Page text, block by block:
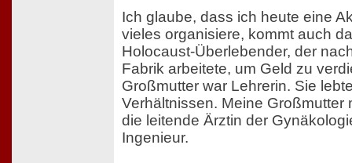
Ich glaube, dass ich heute eine
vieles organisiere, kommt auch
Holocaust-Überlebender, der
Fabrik arbeitete, um Geld zu
Großmutter war Lehrerin. Sie
Verhältnissen. Meine Großmutter
die leitende Ärztin der
Ingenieur.